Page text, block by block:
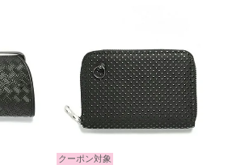
クーポン対象